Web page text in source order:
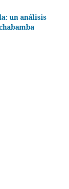
un análisis